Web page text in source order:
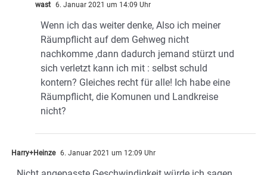
wast 6. Januar 2021 um 14:09 Uhr
Wenn ich das weiter denke, Also ich meiner
Räumpflicht auf dem Gehweg nicht
nachkomme ,dann dadurch jemand stürzt und
sich verletzt kann ich mit : selbst schuld
kontern? Gleiches recht für alle! Ich habe eine
Räumpflicht, die Komunen und Landkreise
nicht?
Harry+Heinze 6. Januar 2021 um 12:09 Uhr